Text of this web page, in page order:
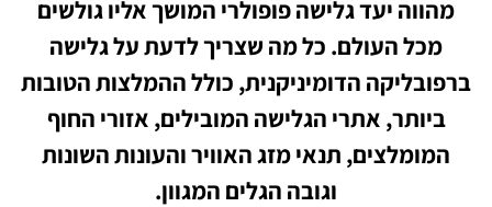
מהווה יעד גלישה פופולרי המושך אליו גולשים
מכל העולם. כל מה שצריך לדעת על גלישה
ברפובליקה הדומיניקנית, כולל ההמלצות הטובות
ביותר, אתרי הגלישה המובילים, אזורי החוף
המומלצים, תנאי מזג האוויר והעונות השונות
וגובה הגלים המגוון.